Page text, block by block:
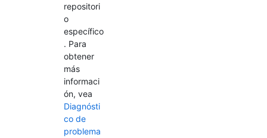
repositori
o
específico
. Para
obtener
más
informaci
ón, vea
Diagnósti
co de
problema